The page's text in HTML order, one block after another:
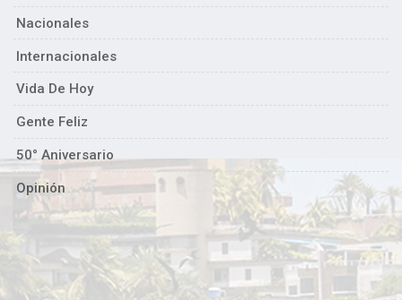
Nacionales
Internacionales
Vida De Hoy
Gente Feliz
50° Aniversario
Opinión